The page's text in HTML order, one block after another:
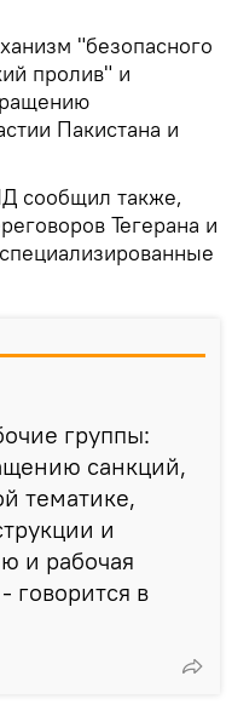
"безопасного
пролив" и
Пакистана и
сообщил также,
Тегерана и
группы:
санкций,
тематике,
и
и рабочая
говорится в